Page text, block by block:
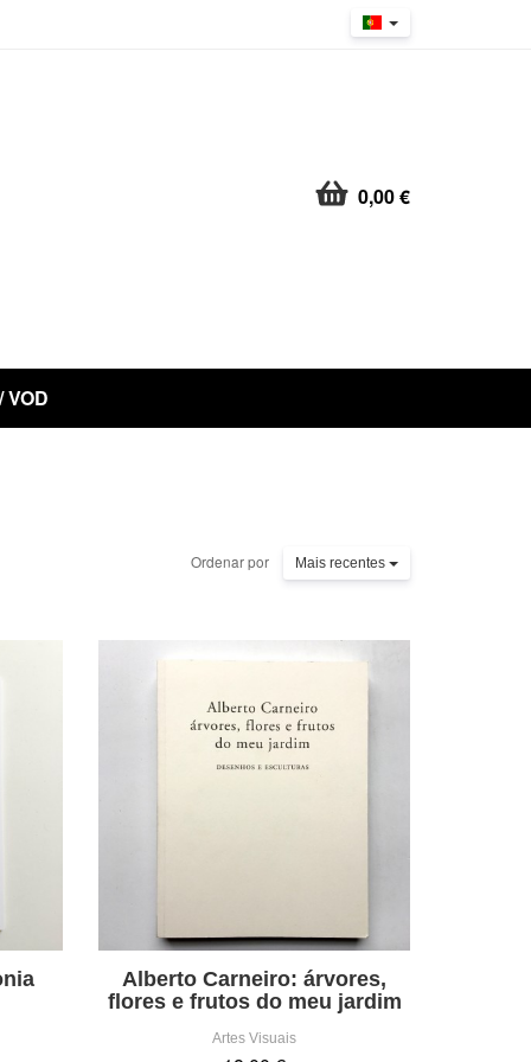
0,00 €
Ordenar por Mais recentes
Alberto Carneiro: árvores,
flores e frutos do meu jardim
Artes Visuais